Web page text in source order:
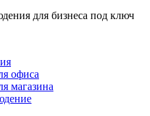
для бизнеса под ключ
офиса
магазина